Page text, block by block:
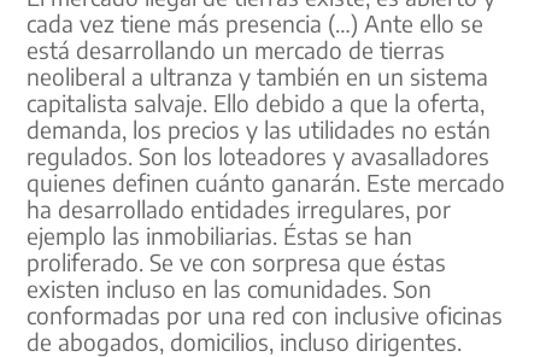
cada vez tiene más presencia (…) Ante ello se
está desarrollando un mercado de tierras
neoliberal a ultranza y también en un sistema
capitalista salvaje. Ello debido a que la oferta,
demanda, los precios y las utilidades no están
regulados. Son los loteadores y avasalladores
quienes definen cuánto ganarán. Este mercado
ha desarrollado entidades irregulares, por
ejemplo las inmobiliarias. Éstas se han
proliferado. Se ve con sorpresa que éstas
existen incluso en las comunidades. Son
conformadas por una red con inclusive oficinas
de abogados, domicilios, incluso dirigentes.